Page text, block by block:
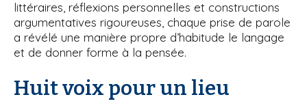
littéraires, réflexions personnelles et constructions
argumentatives rigoureuses, chaque prise de parole
a révélé une manière propre d’habitude le langage
et de donner forme à la pensée.
Huit voix pour un lieu